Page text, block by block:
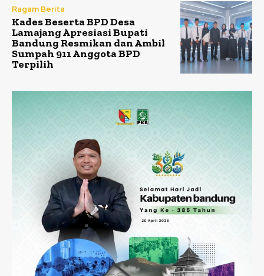
Ragam Berita
Kades Beserta BPD Desa
Lamajang Apresiasi Bupati
Bandung Resmikan dan Ambil
Sumpah 911 Anggota BPD
Terpilih